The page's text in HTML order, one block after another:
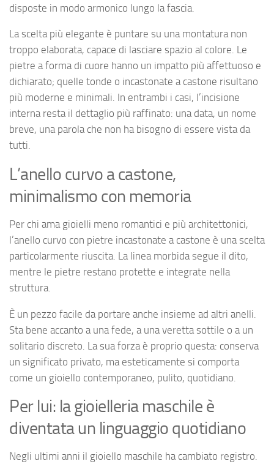
disposte in modo armonico lungo la fascia.
La scelta più elegante è puntare su una montatura non
troppo elaborata, capace di lasciare spazio al colore. Le
pietre a forma di cuore hanno un impatto più affettuoso e
dichiarato; quelle tonde o incastonate a castone risultano
più moderne e minimali. In entrambi i casi, l’incisione
interna resta il dettaglio più raffinato: una data, un nome
breve, una parola che non ha bisogno di essere vista da
tutti.
L’anello curvo a castone,
minimalismo con memoria
Per chi ama gioielli meno romantici e più architettonici,
l’anello curvo con pietre incastonate a castone è una scelta
particolarmente riuscita. La linea morbida segue il dito,
mentre le pietre restano protette e integrate nella
struttura.
È un pezzo facile da portare anche insieme ad altri anelli.
Sta bene accanto a una fede, a una veretta sottile o a un
solitario discreto. La sua forza è proprio questa: conserva
un significato privato, ma esteticamente si comporta
come un gioiello contemporaneo, pulito, quotidiano.
Per lui: la gioielleria maschile è
diventata un linguaggio quotidiano
Negli ultimi anni il gioiello maschile ha cambiato registro.